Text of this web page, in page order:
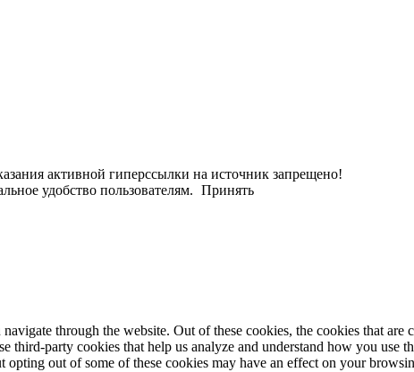
активной гиперссылки на источник запрещено!
удобство пользователям. Принять
through the website. Out of these cookies, the cookies that are
third-party cookies that help us analyze and understand how you
out of some of these cookies may have an effect on your